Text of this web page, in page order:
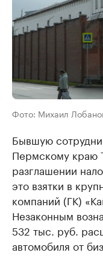
Фото: Михаил
Бывшую
Пермскому краю
разглашении
это взятки в
компаний (ГК)
Незаконным
532 тыс. руб.
автомобиля от